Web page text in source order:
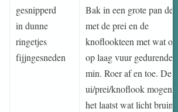
gesnipperd
in dunne
ringetjes
fijjngesneden
Bak in een grote pan de
met de prei en de
knoflookteen met wat
op laag vuur gedurende
min. Roer af en toe. De
ui/prei/knoflook mogen
het laatst wat licht bruin